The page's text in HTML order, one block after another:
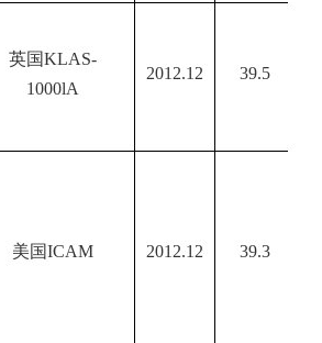
英国KLAS-
1000lA
2012.12 39.5
美国ICAM 2012.12 39.3